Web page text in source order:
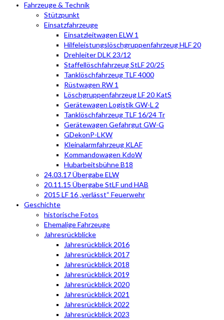
Fahrzeuge & Technik
Stützpunkt
Einsatzfahrzeuge
Einsatzleitwagen ELW 1
Hilfeleistungslöschgruppenfahrzeug HLF 20
Drehleiter DLK 23/12
Staffellöschfahrzeug StLF 20/25
Tanklöschfahrzeug TLF 4000
Rüstwagen RW 1
Löschgruppenfahrzeug LF 20 KatS
Gerätewagen Logistik GW-L 2
Tanklöschfahrzeug TLF 16/24 Tr
Gerätewagen Gefahrgut GW-G
GDekonP-LKW
Kleinalarmfahrzeug KLAF
Kommandowagen KdoW
Hubarbeitsbühne B18
24.03.17 Übergabe ELW
20.11.15 Übergabe StLF und HAB
2015 LF 16 „verlässt“ Feuerwehr
Geschichte
historische Fotos
Ehemalige Fahrzeuge
Jahresrückblicke
Jahresrückblick 2016
Jahresrückblick 2017
Jahresrückblick 2018
Jahresrückblick 2019
Jahresrückblick 2020
Jahresrückblick 2021
Jahresrückblick 2022
Jahresrückblick 2023